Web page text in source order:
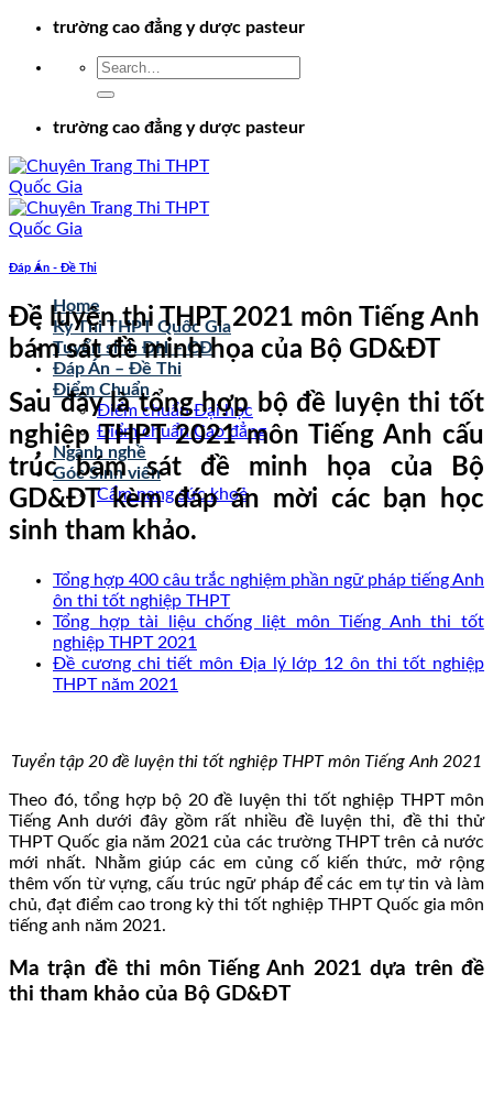
Chuyểntrường cao đẳng y dược pasteur
trường cao đẳng y dược pasteur
Home
Kỳ Thi THPT Quốc Gia
Tuyển sinh ĐH – CĐ
Đáp Án – Đề Thi
Điểm Chuẩn
Điểm chuẩn Đại học
Điểm chuẩn Cao đẳng
Ngành nghề
Góc Sinh viên
Cẩm nang sức khoẻ
Đáp Án - Đề Thi
Đề luyện thi THPT 2021 môn Tiếng Anh
bám sát đề minh họa của Bộ GD&ĐT
Sau đây là tổng hợp bộ đề luyện thi tốt
nghiệp THPT 2021 môn Tiếng Anh cấu
trúc bám sát đề minh họa của Bộ
GD&ĐT kèm đáp án mời các bạn học
sinh tham khảo.
Tổng hợp 400 câu trắc nghiệm phần ngữ pháp tiếng Anh
ôn thi tốt nghiệp THPT
Tổng hợp tài liệu chống liệt môn Tiếng Anh thi tốt
nghiệp THPT 2021
Đề cương chi tiết môn Địa lý lớp 12 ôn thi tốt nghiệp
THPT năm 2021
Tuyển tập 20 đề luyện thi tốt nghiệp THPT môn Tiếng Anh 2021
Theo đó, tổng hợp bộ 20 đề luyện thi tốt nghiệp THPT môn
Tiếng Anh dưới đây gồm rất nhiều đề luyện thi, đề thi thử
THPT Quốc gia năm 2021 của các trường THPT trên cả nước
mới nhất. Nhằm giúp các em củng cố kiến thức, mở rộng
thêm vốn từ vựng, cấu trúc ngữ pháp để các em tự tin và làm
chủ, đạt điểm cao trong kỳ thi tốt nghiệp THPT Quốc gia môn
tiếng anh năm 2021.
Ma trận đề thi môn Tiếng Anh 2021 dựa trên đề
thi tham khảo của Bộ GD&ĐT